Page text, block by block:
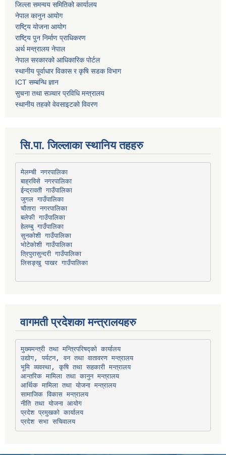
जिल्ला समन्वय समितिको कार्यालय
नेपाल कानुन आयोग
राष्टि्य योजना आयोग
राष्टि्य पुन निर्माण प्राधिकरण
अर्थ मन्त्रालय नेपाल
नेपाल सरकारको आधिकारिक पोर्टल
स्थानीय पूर्वाधार विकास र कृषि सडक विभाग
ICT सम्बन्धि ज्ञान
सुचना तथा सञ्चार प्रविधि मन्त्रालय
स्थानीय तहको वेवसाइटको विवरण
सि.पा. जिल्लाका स्थानिय तहहरु
मेलम्ची नगरपालिका
बाह्रविसे नगरपालिका
ईन्द्रावती गाउँपालिका
जुगल गाउँपालिका
चौतारा नगरपालिका
बलेफी गाउँपालिका
हेलम्बु गाउँपालिका
सुनकोशी गाउँपालिका
भोटेकोशी गाउँपालिका
त्रिपुरासुन्दरी गाउँपालिका
लिसङ्खु पाखर गाउँपालिका
वागमती प्रदेशका मन्त्रालयहरु
मुख्यमन्त्री तथा मन्त्रिपरिषद्को कार्यालय
उद्योग, पर्यटन, वन तथा वातावरण मन्त्रालय
भूमि व्यवस्था, कृषि तथा सहकारी मन्त्रालय
आन्तरिक मामिला तथा कानुन मन्त्रालय
आर्थिक मामिला तथा योजना मन्त्रालय
सामाजिक विकास मन्त्रालय
नीति तथा योजना आयोग
प्रदेश प्रमुखको कार्यालय
प्रदेश सभा सचिवालय